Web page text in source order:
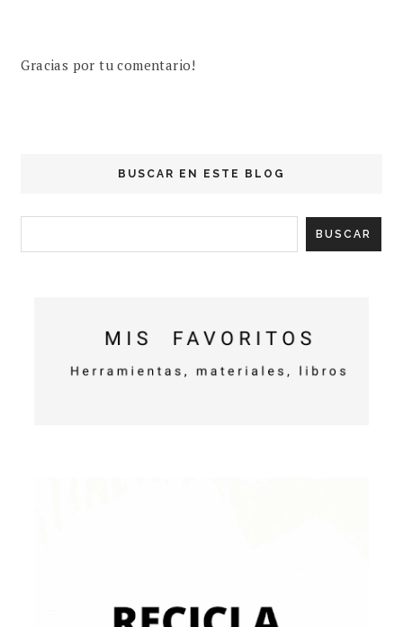
Gracias por tu comentario!
BUSCAR EN ESTE BLOG